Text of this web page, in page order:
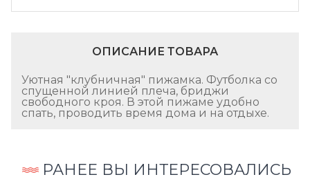
ОПИСАНИЕ ТОВАРА
Уютная "клубничная" пижамка. Футболка со
спущенной линией плеча, бриджи
свободного кроя. В этой пижаме удобно
спать, проводить время дома и на отдыхе.
РАНЕЕ ВЫ ИНТЕРЕСОВАЛИСЬ